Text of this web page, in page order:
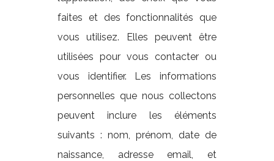
faites et des fonctionnalités que
vous utilisez. Elles peuvent être
utilisées pour vous contacter ou
vous identifier. Les informations
personnelles que nous collectons
peuvent inclure les éléments
suivants : nom, prénom, date de
naissance, adresse email, et